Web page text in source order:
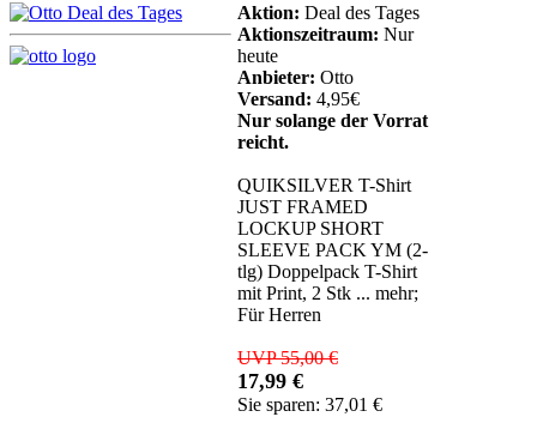
Aktion: Deal des Tages
Aktionszeitraum: Nur
heute
Anbieter: Otto
Versand: 4,95€
Nur solange der Vorrat
reicht.
QUIKSILVER T-Shirt
JUST FRAMED
LOCKUP SHORT
SLEEVE PACK YM (2-
tlg) Doppelpack T-Shirt
mit Print, 2 Stk ... mehr;
Für Herren
UVP 55,00 €
17,99 €
Sie sparen: 37,01 €